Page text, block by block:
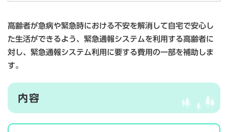
高齢者が急病や緊急時における不安を解消して自宅で安心し
た生活ができるよう、緊急通報システムを利用する高齢者に
対し、緊急通報システム利用に要する費用の一部を補助しま
す。
内容